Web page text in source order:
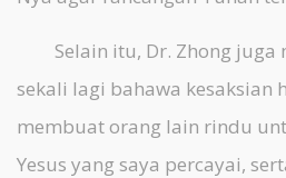
Selain itu, Dr. Zhong juga
sekali lagi bahawa kesaksian
membuat orang lain rindu
Yesus yang saya percayai,